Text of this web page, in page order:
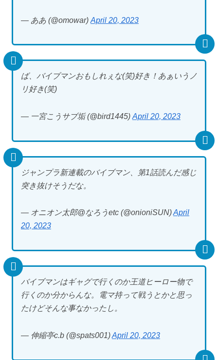
— ああ (@omowar) April 20, 2023
ば、バイブマンおもしれぇな(笑)好き！あぁいうノ
リ好き(笑)
— 一宮こうサブ垢 (@bird1445) April 20, 2023
ジャンプラ新連載のバイブマン、第1話読んだ感じ
突き抜けそうだな。
— オニオン太郎@なろうetc (@onioniSUN)April
20, 2023
バイブマンはギャグで行くのか王道ヒーロー物で
行くのか分からんな。電マ持って戦うとかと思っ
たけどそんな事なかったし。
— 伸縮亭c.b (@spats001)April 20, 2023